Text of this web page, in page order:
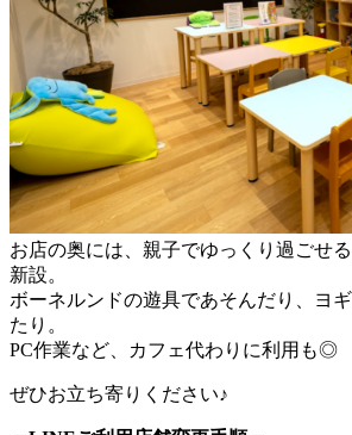
お店の奥には、親子でゆっくり過ごせる
新設。
ボーネルンドの遊具であそんだり、ヨ
たり。
PC作業など、カフェ代わりに利用も◎
ぜひお立ち寄りください♪